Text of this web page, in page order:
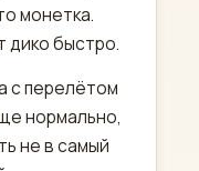
монетка.
дико быстро.
с перелётом
нормально,
не в самый